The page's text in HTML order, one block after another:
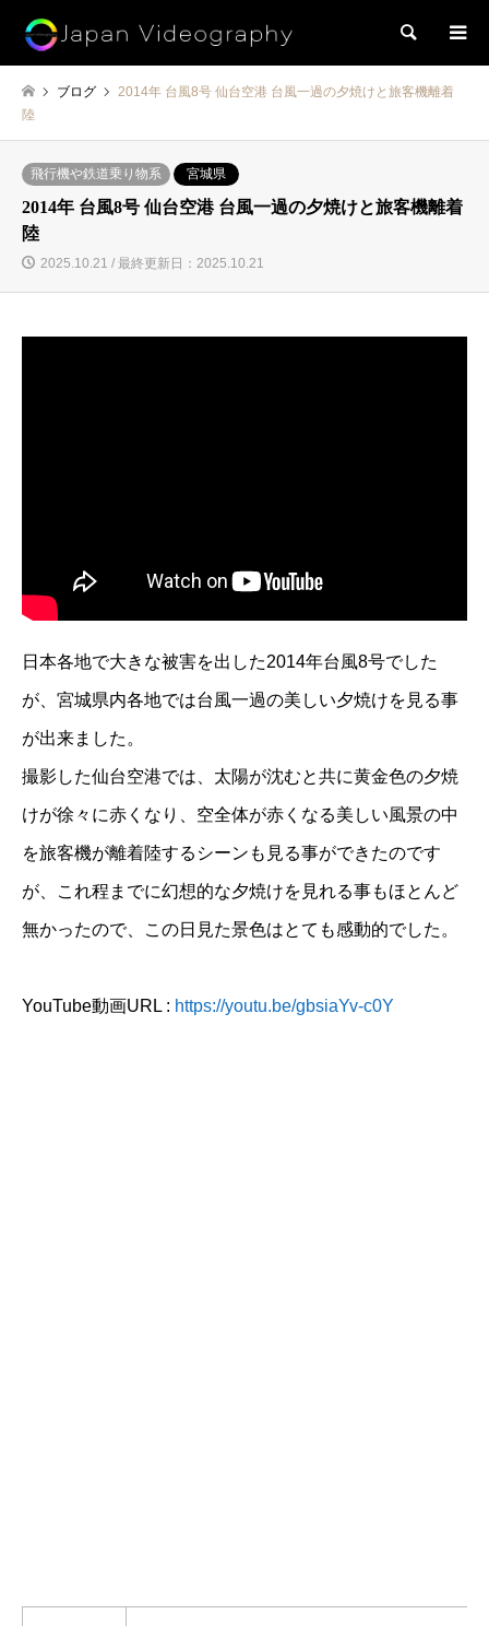
検索
ブログ
2014年 台風8号 仙台空港 台風一過の夕焼けと旅客機離着
陸
飛行機や鉄道乗り物系 宮城県
2014年 台風8号 仙台空港 台風一過の夕焼けと旅客機離着
陸
2025.10.21 / 最終更新日：2025.10.21
日本各地で大きな被害を出した2014年台風8号でした
が、宮城県内各地では台風一過の美しい夕焼けを見る事
が出来ました。
撮影した仙台空港では、太陽が沈むと共に黄金色の夕焼
けが徐々に赤くなり、空全体が赤くなる美しい風景の中
を旅客機が離着陸するシーンも見る事ができたのです
が、これ程までに幻想的な夕焼けを見れる事もほとんど
無かったので、この日見た景色はとても感動的でした。
YouTube動画URL : https://youtu.be/gbsiaYv-c0Y